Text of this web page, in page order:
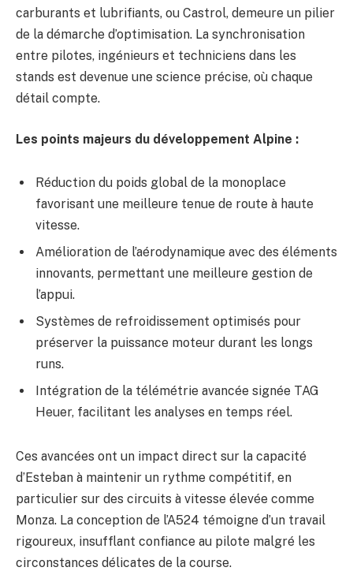
carburants et lubrifiants, ou Castrol, demeure un pilier
de la démarche d’optimisation. La synchronisation
entre pilotes, ingénieurs et techniciens dans les
stands est devenue une science précise, où chaque
détail compte.
Les points majeurs du développement Alpine :
Réduction du poids global de la monoplace
favorisant une meilleure tenue de route à haute
vitesse.
Amélioration de l’aérodynamique avec des éléments
innovants, permettant une meilleure gestion de
l’appui.
Systèmes de refroidissement optimisés pour
préserver la puissance moteur durant les longs
runs.
Intégration de la télémétrie avancée signée TAG
Heuer, facilitant les analyses en temps réel.
Ces avancées ont un impact direct sur la capacité
d’Esteban à maintenir un rythme compétitif, en
particulier sur des circuits à vitesse élevée comme
Monza. La conception de l’A524 témoigne d’un travail
rigoureux, insufflant confiance au pilote malgré les
circonstances délicates de la course.